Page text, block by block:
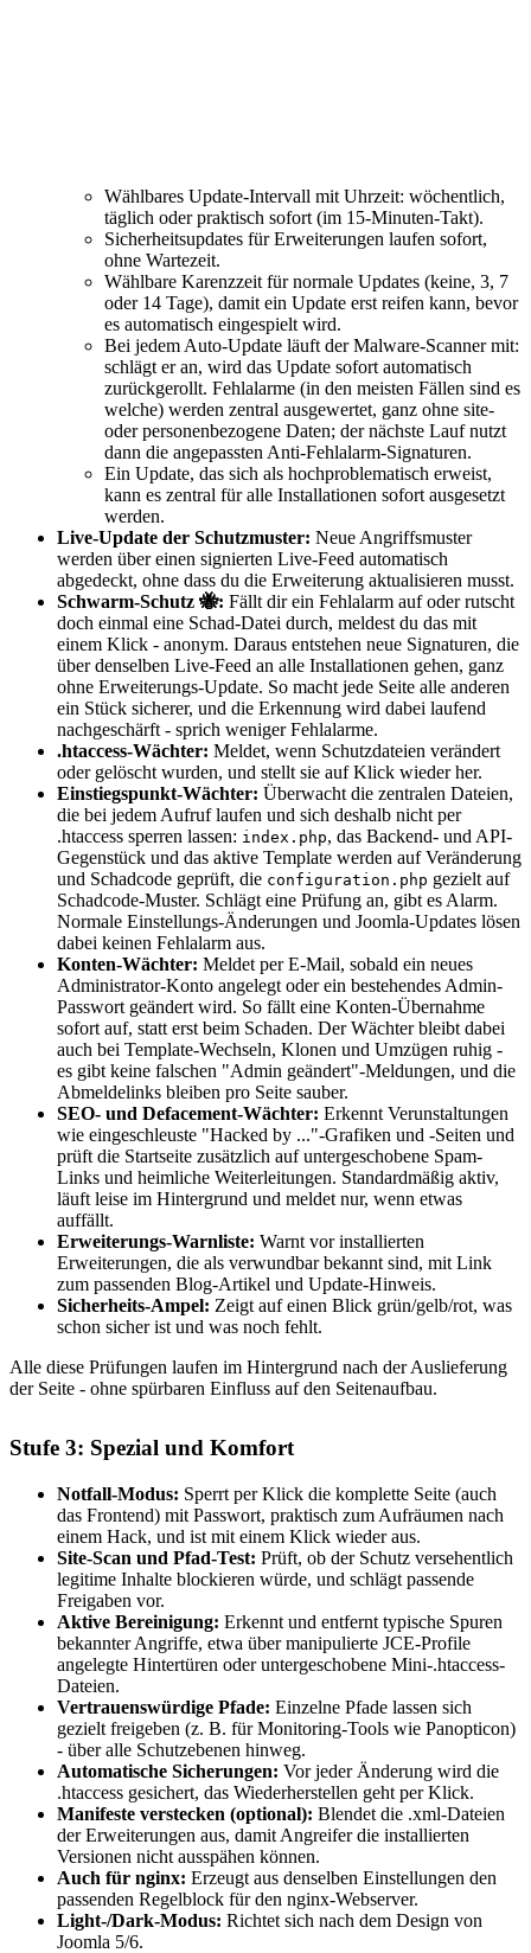
Wählbares Update-Intervall mit Uhrzeit: wöchentlich,
täglich oder praktisch sofort (im 15-Minuten-Takt).
Sicherheitsupdates für Erweiterungen laufen sofort,
ohne Wartezeit.
Wählbare Karenzzeit für normale Updates (keine, 3, 7
oder 14 Tage), damit ein Update erst reifen kann, bevor
es automatisch eingespielt wird.
Bei jedem Auto-Update läuft der Malware-Scanner mit:
schlägt er an, wird das Update sofort automatisch
zurückgerollt. Fehlalarme (in den meisten Fällen sind es
welche) werden zentral ausgewertet, ganz ohne site-
oder personenbezogene Daten; der nächste Lauf nutzt
dann die angepassten Anti-Fehlalarm-Signaturen.
Ein Update, das sich als hochproblematisch erweist,
kann es zentral für alle Installationen sofort ausgesetzt
werden.
Live-Update der Schutzmuster: Neue Angriffsmuster
werden über einen signierten Live-Feed automatisch
abgedeckt, ohne dass du die Erweiterung aktualisieren musst.
Schwarm-Schutz 🐝: Fällt dir ein Fehlalarm auf oder rutscht
doch einmal eine Schad-Datei durch, meldest du das mit
einem Klick - anonym. Daraus entstehen neue Signaturen, die
über denselben Live-Feed an alle Installationen gehen, ganz
ohne Erweiterungs-Update. So macht jede Seite alle anderen
ein Stück sicherer, und die Erkennung wird dabei laufend
nachgeschärft - sprich weniger Fehlalarme.
.htaccess-Wächter: Meldet, wenn Schutzdateien verändert
oder gelöscht wurden, und stellt sie auf Klick wieder her.
Einstiegspunkt-Wächter: Überwacht die zentralen Dateien,
die bei jedem Aufruf laufen und sich deshalb nicht per
.htaccess sperren lassen: index.php, das Backend- und API-
Gegenstück und das aktive Template werden auf Veränderung
und Schadcode geprüft, die configuration.php gezielt auf
Schadcode-Muster. Schlägt eine Prüfung an, gibt es Alarm.
Normale Einstellungs-Änderungen und Joomla-Updates lösen
dabei keinen Fehlalarm aus.
Konten-Wächter: Meldet per E-Mail, sobald ein neues
Administrator-Konto angelegt oder ein bestehendes Admin-
Passwort geändert wird. So fällt eine Konten-Übernahme
sofort auf, statt erst beim Schaden. Der Wächter bleibt dabei
auch bei Template-Wechseln, Klonen und Umzügen ruhig -
es gibt keine falschen "Admin geändert"-Meldungen, und die
Abmeldelinks bleiben pro Seite sauber.
SEO- und Defacement-Wächter: Erkennt Verunstaltungen
wie eingeschleuste "Hacked by ..."-Grafiken und -Seiten und
prüft die Startseite zusätzlich auf untergeschobene Spam-
Links und heimliche Weiterleitungen. Standardmäßig aktiv,
läuft leise im Hintergrund und meldet nur, wenn etwas
auffällt.
Erweiterungs-Warnliste: Warnt vor installierten
Erweiterungen, die als verwundbar bekannt sind, mit Link
zum passenden Blog-Artikel und Update-Hinweis.
Sicherheits-Ampel: Zeigt auf einen Blick grün/gelb/rot, was
schon sicher ist und was noch fehlt.
Alle diese Prüfungen laufen im Hintergrund nach der Auslieferung
der Seite - ohne spürbaren Einfluss auf den Seitenaufbau.
Stufe 3: Spezial und Komfort
Notfall-Modus: Sperrt per Klick die komplette Seite (auch
das Frontend) mit Passwort, praktisch zum Aufräumen nach
einem Hack, und ist mit einem Klick wieder aus.
Site-Scan und Pfad-Test: Prüft, ob der Schutz versehentlich
legitime Inhalte blockieren würde, und schlägt passende
Freigaben vor.
Aktive Bereinigung: Erkennt und entfernt typische Spuren
bekannter Angriffe, etwa über manipulierte JCE-Profile
angelegte Hintertüren oder untergeschobene Mini-.htaccess-
Dateien.
Vertrauenswürdige Pfade: Einzelne Pfade lassen sich
gezielt freigeben (z. B. für Monitoring-Tools wie Panopticon)
- über alle Schutzebenen hinweg.
Automatische Sicherungen: Vor jeder Änderung wird die
.htaccess gesichert, das Wiederherstellen geht per Klick.
Manifeste verstecken (optional): Blendet die .xml-Dateien
der Erweiterungen aus, damit Angreifer die installierten
Versionen nicht ausspähen können.
Auch für nginx: Erzeugt aus denselben Einstellungen den
passenden Regelblock für den nginx-Webserver.
Light-/Dark-Modus: Richtet sich nach dem Design von
Joomla 5/6.